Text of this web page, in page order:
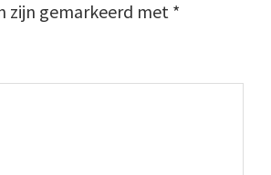
zijn gemarkeerd met *